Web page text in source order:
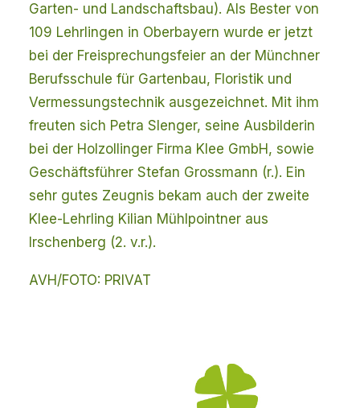
Garten- und Landschaftsbau). Als Bester von
109 Lehrlingen in Oberbayern wurde er jetzt
bei der Freisprechungsfeier an der Münchner
Berufsschule für Gartenbau, Floristik und
Vermessungstechnik ausgezeichnet. Mit ihm
freuten sich Petra Slenger, seine Ausbilderin
bei der Holzollinger Firma Klee GmbH, sowie
Geschäftsführer Stefan Grossmann (r.). Ein
sehr gutes Zeugnis bekam auch der zweite
Klee-Lehrling Kilian Mühlpointner aus
Irschenberg (2. v.r.).
AVH/FOTO: PRIVAT